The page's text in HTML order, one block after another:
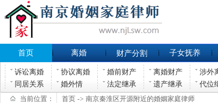
首页 离婚 财产分割 子女抚养
诉讼离婚 协议离婚 婚前财产 离婚财产
涉外
同居关系
婚外情 法定继承 遗产继承 代位
当前位置： 首页 -> 南京秦淮区开源附近的婚姻家庭律师